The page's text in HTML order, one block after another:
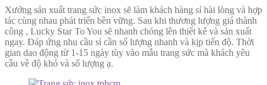
Xưởng sản xuất trang sức inox sẽ làm khách hàng sỉ hài lòng và hợp
tác cùng nhau phát triển bền vững. Sau khi thương lượng giá thành
công , Lucky Star To You sẽ nhanh chóng lên thiết kế và sản xuất
ngay. Đáp ứng nhu cầu sỉ cần số lượng nhanh và kịp tiến độ. Thời
gian dao động từ 1-15 ngày tùy vào mẫu trang sức mà khách yêu
cầu về độ khó và số lượng ạ.